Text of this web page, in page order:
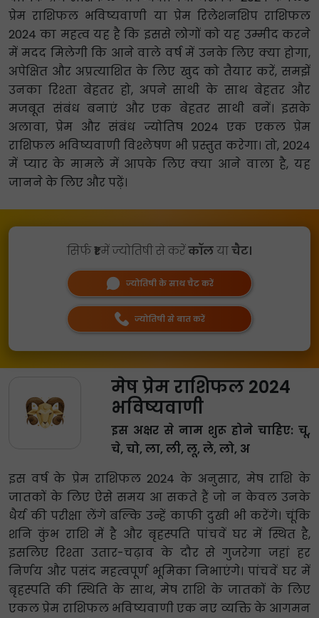
प्रेम राशिफल भविष्यवाणी या प्रेम रिलेशनशिप राशिफल
2024 का महत्व यह है कि इससे लोगों को यह उम्मीद करने
में मदद मिलेगी कि आने वाले वर्ष में उनके लिए क्या होगा,
अपेक्षित और अप्रत्याशित के लिए खुद को तैयार करें, समझें
उनका रिश्ता बेहतर हो, अपने साथी के साथ बेहतर और
मजबूत संबंध बनाएं और एक बेहतर साथी बनें। इसके
अलावा, प्रेम और संबंध ज्योतिष 2024 एक एकल प्रेम
राशिफल भविष्यवाणी विश्लेषण भी प्रस्तुत करेगा। तो, 2024
में प्यार के मामले में आपके लिए क्या आने वाला है, यह
जानने के लिए और पढ़ें।
सिर्फ₹1में ज्योतिषी से करेंकॉलयाचैट।
ज्योतिषी के साथ चैट करें
ज्योतिषी से बात करें
मेष प्रेम राशिफल 2024
भविष्यवाणी
इस अक्षर से नाम शुरू होने चाहिए: चू,
चे, चो, ला, ली, लू, ले, लो, अ
इस वर्ष के प्रेम राशिफल 2024 के अनुसार, मेष राशि के
जातकों के लिए ऐसे समय आ सकते हैं जो न केवल उनके
धैर्य की परीक्षा लेंगे बल्कि उन्हें काफी दुखी भी करेंगे। चूंकि
शनि कुंभ राशि में है और बृहस्पति पांचवें घर में स्थित है,
इसलिए रिश्ता उतार-चढ़ाव के दौर से गुजरेगा जहां हर
निर्णय और पसंद महत्वपूर्ण भूमिका निभाएंगे। पांचवें घर में
बृहस्पति की स्थिति के साथ, मेष राशि के जातकों के लिए
एकल प्रेम राशिफल भविष्यवाणी एक नए व्यक्ति के आगमन